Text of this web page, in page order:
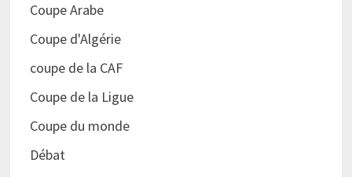
Coupe Arabe
Coupe d'Algérie
coupe de la CAF
Coupe de la Ligue
Coupe du monde
Débat